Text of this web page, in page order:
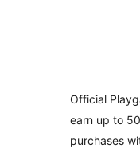
Official
earn up to
purchases